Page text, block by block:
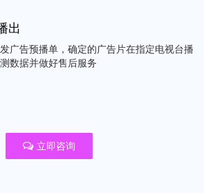
出
广告预播单，确定的广告片在指定电视台播
数据并做好售后服务
立即咨询